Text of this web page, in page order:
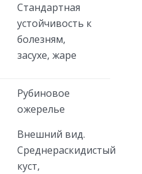
Стандартная
устойчивость к
болезням,
засухе, жаре
Рубиновое
ожерелье
Внешний вид.
Среднераскидистый
куст,